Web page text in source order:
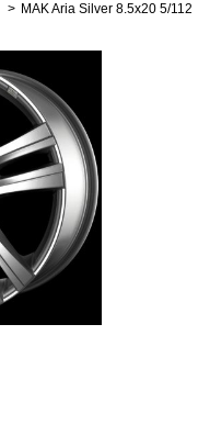
> MAK Aria Silver 8.5x20 5/112